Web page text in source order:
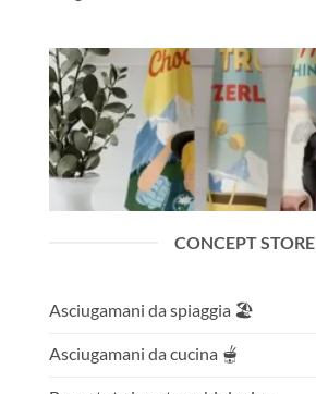
CONCEPT STORE
Asciugamani da spiaggia 🏖️
Asciugamani da cucina 🫕